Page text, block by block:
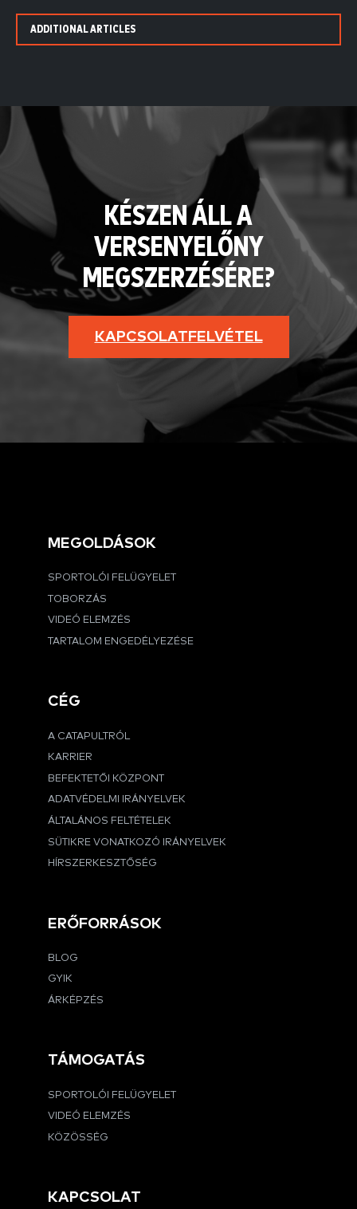
ADDITIONAL ARTICLES
KÉSZEN ÁLL A
VERSENYELŐNY
MEGSZERZÉSÉRE?
KAPCSOLATFELVÉTEL
MEGOLDÁSOK
SPORTOLÓI FELÜGYELET
TOBORZÁS
VIDEÓ ELEMZÉS
TARTALOM ENGEDÉLYEZÉSE
CÉG
A CATAPULTRÓL
KARRIER
BEFEKTETŐI KÖZPONT
ADATVÉDELMI IRÁNYELVEK
ÁLTALÁNOS FELTÉTELEK
SÜTIKRE VONATKOZÓ IRÁNYELVEK
HÍRSZERKESZTŐSÉG
ERŐFORRÁSOK
BLOG
GYIK
ÁRKÉPZÉS
TÁMOGATÁS
SPORTOLÓI FELÜGYELET
VIDEÓ ELEMZÉS
KÖZÖSSÉG
KAPCSOLAT